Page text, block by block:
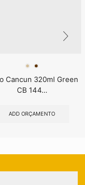
Cancun 320ml Green
CB 144...
ADD ORÇAMENTO